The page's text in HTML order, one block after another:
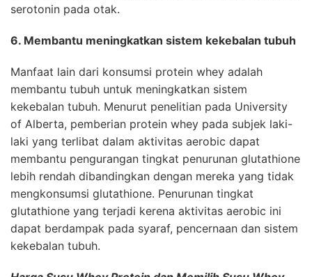
serotonin pada otak.
6. Membantu meningkatkan sistem kekebalan tubuh
Manfaat lain dari konsumsi protein whey adalah
membantu tubuh untuk meningkatkan sistem
kekebalan tubuh. Menurut penelitian pada University
of Alberta, pemberian protein whey pada subjek laki-
laki yang terlibat dalam aktivitas aerobic dapat
membantu pengurangan tingkat penurunan glutathione
lebih rendah dibandingkan dengan mereka yang tidak
mengkonsumsi glutathione. Penurunan tingkat
glutathione yang terjadi kerena aktivitas aerobic ini
dapat berdampak pada syaraf, pencernaan dan sistem
kekebalan tubuh.